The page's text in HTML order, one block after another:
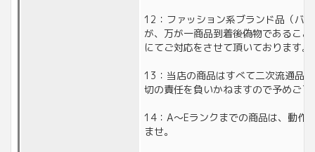
12：ファッション系ブランド品（バ
が、万が一商品到着後偽物であるこ
にてご対応をさせて頂いております。
13：当店の商品はすべて二次流通品
切の責任を負いかねますので予めご了
14：A〜Eランクまでの商品は、動作
ませ。